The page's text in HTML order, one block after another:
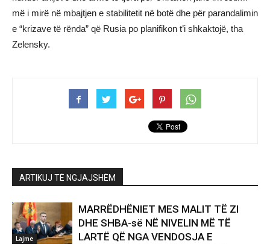
më i mirë në mbajtjen e stabilitetit në botë dhe për parandalimin
e “krizave të rënda” që Rusia po planifikon t’i shkaktojë, tha
Zelensky.
ARTIKUJ TË NGJAJSHËM
Lajme
MARRËDHËNIET MES MALIT TË ZI
DHE SHBA-së NË NIVELIN MË TË
LARTË QË NGA VENDOSJA E